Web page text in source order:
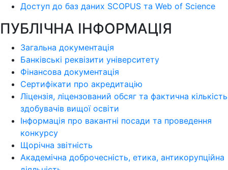
Доступ до баз даних SCOPUS та Web of Science
ПУБЛІЧНА ІНФОРМАЦІЯ
Загальна документація
Банківські реквізити університету
Фінансова документація
Сертифікати про акредитацію
Ліцензія, ліцензований обсяг та фактична кількість
здобувачів вищої освіти
Інформація про вакантні посади та проведення
конкурсу
Щорічна звітність
Академічна доброчесність, етика, антикорупційна